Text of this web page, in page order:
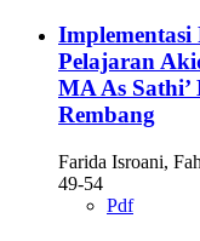
Pelajaran
MA As
Rembang
Farida Isroani,
49-54
Pdf